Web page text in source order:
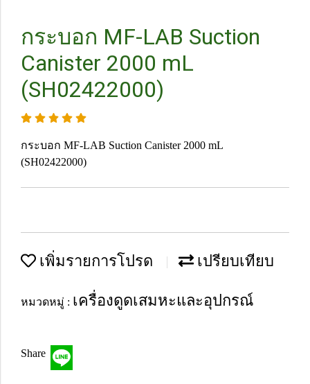
กระบอก MF-LAB Suction
Canister 2000 mL
(SH02422000)
กระบอก MF-LAB Suction Canister 2000 mL
(SH02422000)
เพิ่มรายการโปรด เปรียบเทียบ
หมวดหมู่ : เครื่องดูดเสมหะและอุปกรณ์
Share